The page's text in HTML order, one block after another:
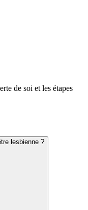
de soi et les étapes
lesbienne ?